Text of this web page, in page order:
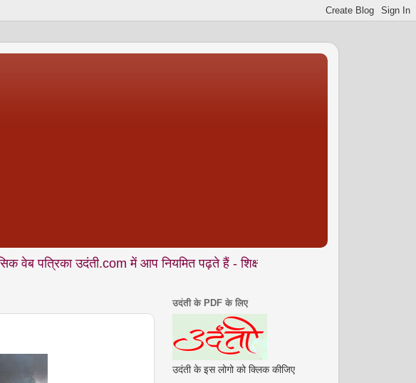
उदंती.com में आप नियमित पढ़ते हैं - शिक्षा • समाज • कला- संस्कृति • पर्यावरण
उदंती के PDF के लिए
उदंती के इस लोगो को क्लिक कीजिए